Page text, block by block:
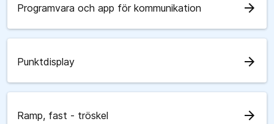
Programvara och app för kommunikation arrow_forward
Punktdisplay arrow_forward
Ramp, fast - tröskel arrow_forward